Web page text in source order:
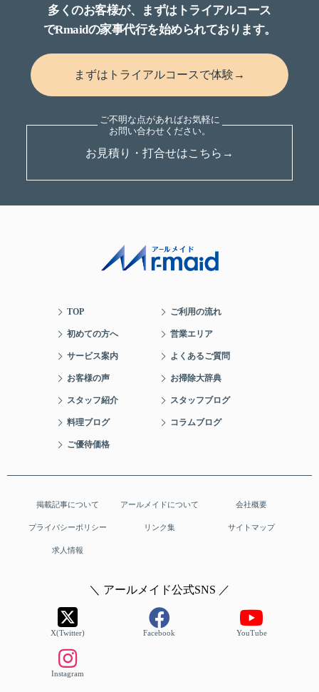
多くのお客様が、まずはトライアルコース
でRmaidの家事代行を始められております。
まずはトライアルコースで体験→
お見積り・打合せはこちら→
TOP ご利用の流れ
初めての方へ 営業エリア
サービス案内 よくあるご質問
お客様の声 お掃除大辞典
スタッフ紹介 スタッフブログ
料理ブログ コラムブログ
ご優待価格
掲載記事について アールメイドについて 会社概要
プライバシーポリシー リンク集 サイトマップ
求人情報
＼ アールメイド公式SNS ／
X(Twitter) Facebook YouTube
Instagram